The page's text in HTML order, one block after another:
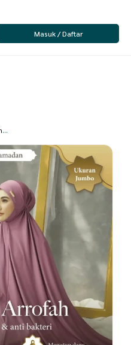
Masuk / Daftar
/